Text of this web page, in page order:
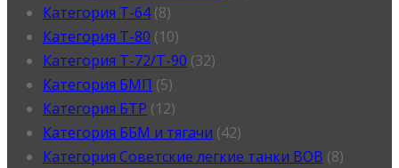
Категория T-64 (8)
Категория T-80 (10)
Категория T-72/T-90 (32)
Категория БМП (5)
Категория БТР (12)
Категория ББМ и тягачи (42)
Категория Советские легкие танки ВОВ (8)